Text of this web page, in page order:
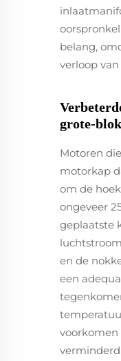
belang,
verloop
grote-
Motoren
motorkap
om de
ongeveer
geplaatste
en de
een
voorkomen